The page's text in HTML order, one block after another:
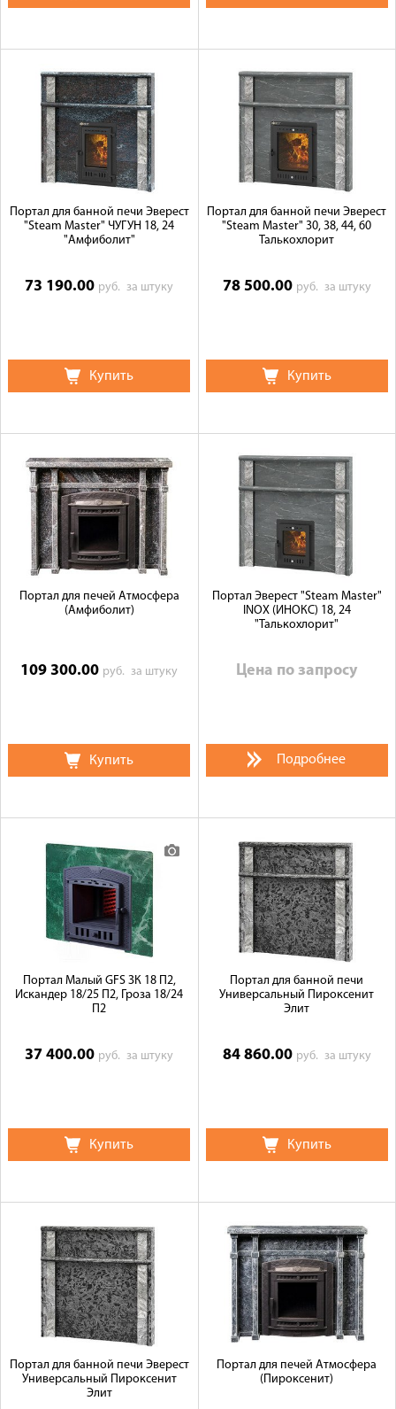
Портал для банной печи Эверест
"Steam Master" ЧУГУН 18, 24
"Амфиболит"
73 190.00 руб.за штуку
Купить
Портал для банной печи Эверест
"Steam Master" 30, 38, 44, 60
Талькохлорит
78 500.00 руб. за штуку
Купить
Портал для печей Атмосфера
(Амфиболит)
109 300.00 руб.за штуку
Купить
Портал Эверест "Steam Master"
INOX (ИНОКС) 18, 24
"Талькохлорит"
Цена по запросу
Подробнее
Портал Малый GFS ЗК 18 П2,
Искандер 18/25 П2, Гроза 18/24
П2
37 400.00 руб.за штуку
Купить
Портал для банной печи
Универсальный Пироксенит
Элит
84 860.00 руб. за штуку
Купить
Портал для банной печи Эверест
Универсальный Пироксенит
Элит
Портал для печей Атмосфера
(Пироксенит)